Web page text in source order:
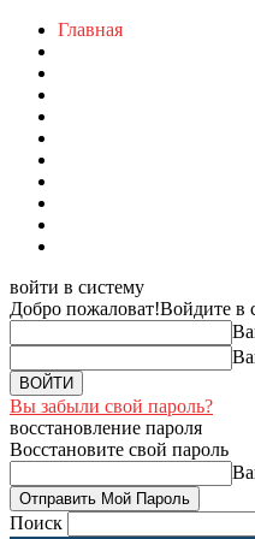
Главная
войти в систему
Добро пожаловат!Войдите в
Вы забыли свой пароль?
восстановление пароля
Восстановите свой пароль
Поиск